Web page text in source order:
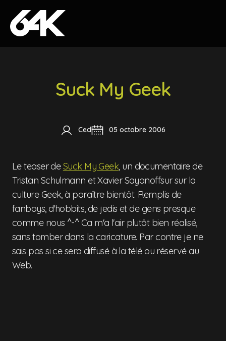
Skip to content
Suck My Geek
Ced 05 octobre 2006
Le teaser deSuck My Geek, un documentaire de
Tristan Schulmann et Xavier Sayanoffsur sur la
culture Geek, à paraître bientôt. Remplis de
fanboys, d'hobbits, de jedis et de gens presque
comme nous ^-^ Ca m'a l'air plutôt bien réalisé,
sans tomber dans la caricature. Par contre je ne
sais pas si ce sera diffusé à la télé ou réservé au
Web.